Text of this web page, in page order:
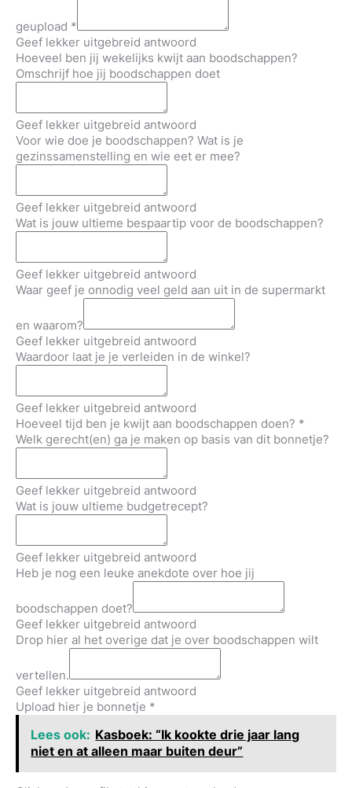
geupload *
Geef lekker uitgebreid antwoord
Hoeveel ben jij wekelijks kwijt aan boodschappen?
Omschrijf hoe jij boodschappen doet
Geef lekker uitgebreid antwoord
Voor wie doe je boodschappen? Wat is je
gezinssamenstelling en wie eet er mee?
Geef lekker uitgebreid antwoord
Wat is jouw ultieme bespaartip voor de boodschappen?
Geef lekker uitgebreid antwoord
Waar geef je onnodig veel geld aan uit in de supermarkt
en waarom?
Geef lekker uitgebreid antwoord
Waardoor laat je je verleiden in de winkel?
Geef lekker uitgebreid antwoord
Hoeveel tijd ben je kwijt aan boodschappen doen? *
Welk gerecht(en) ga je maken op basis van dit bonnetje?
Geef lekker uitgebreid antwoord
Wat is jouw ultieme budgetrecept?
Geef lekker uitgebreid antwoord
Heb je nog een leuke anekdote over hoe jij
boodschappen doet?
Geef lekker uitgebreid antwoord
Drop hier al het overige dat je over boodschappen wilt
vertellen.
Geef lekker uitgebreid antwoord
Upload hier je bonnetje *
Lees ook: Kasboek: “Ik kookte drie jaar lang
niet en at alleen maar buiten deur”